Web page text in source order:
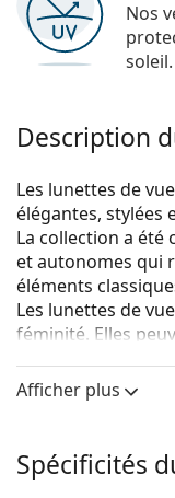
Nos
soleil.
Description
Les lunettes de
élégantes, stylées
La collection a été
et autonomes qui
éléments
Les lunettes de
féminité. Elles
accessoire unique
Voyez de quoi
Afficher plus
Spécificités